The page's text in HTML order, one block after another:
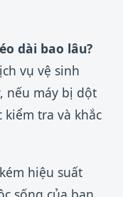
dài bao lâu?
vụ vệ sinh
nếu máy bị dột
tra và khắc
hiệu suất